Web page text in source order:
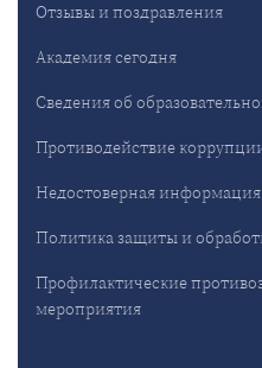
Отзывы и поздравления
Академия сегодня
Сведения об
Противодействие
Недостоверная информация
Политика защиты и
Профилактические
мероприятия